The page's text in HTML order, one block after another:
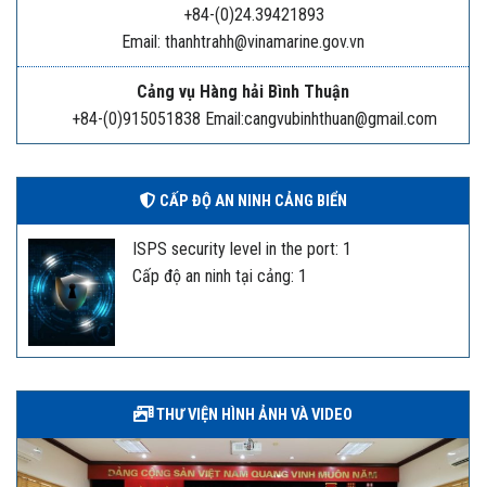
+84-(0)24.39421893
Email: thanhtrahh@vinamarine.gov.vn
Cảng vụ Hàng hải Bình Thuận
+84-(0)915051838 Email:cangvubinhthuan@gmail.com
CẤP ĐỘ AN NINH CẢNG BIỂN
ISPS security level in the port: 1
Cấp độ an ninh tại cảng: 1
THƯ VIỆN HÌNH ẢNH VÀ VIDEO